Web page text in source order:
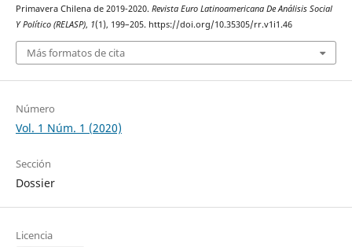
Primavera Chilena de 2019-2020. Revista Euro Latinoamericana De Análisis Social
Y Político (RELASP), 1(1), 199–205. https://doi.org/10.35305/rr.v1i1.46
Más formatos de cita
Número
Vol. 1 Núm. 1 (2020)
Sección
Dossier
Licencia